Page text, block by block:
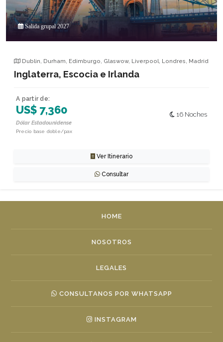
Salida grupal 2027
Dublin Durham Edimburgo Glaswow, Liverpool Londres Madrid
Inglaterra, Escocia e Irlanda
A partir de:
US$ 7,360
Dólar Estadounidense
Precio base doble/pax
16 Noches
Ver Itinerario
Consultar
HOME
NOSOTROS
LEGALES
CONSULTANOS POR WHATSAPP
INSTAGRAM